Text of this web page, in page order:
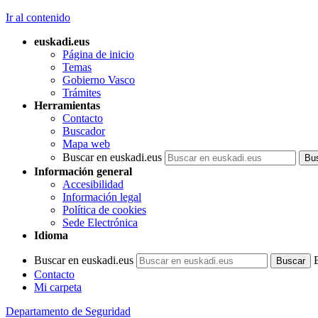
Ir al contenido
euskadi.eus
Página de inicio
Temas
Gobierno Vasco
Trámites
Herramientas
Contacto
Buscador
Mapa web
Buscar en euskadi.eus
Información general
Accesibilidad
Información legal
Política de cookies
Sede Electrónica
Idioma
Buscar en euskadi.eus
Contacto
Mi carpeta
Departamento de Seguridad